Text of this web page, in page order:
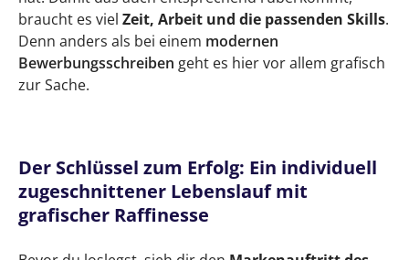
braucht es viel Zeit, Arbeit und die passenden Skills.
Denn anders als bei einem modernen
Bewerbungsschreiben geht es hier vor allem grafisch
zur Sache.
Der Schlüssel zum Erfolg: Ein individuell
zugeschnittener Lebenslauf mit
grafischer Raffinesse